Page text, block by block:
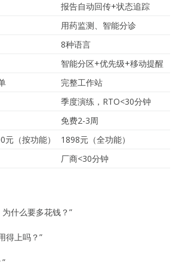
报告自动回传+状态追踪
用药监测、智能分诊
8种语言
智能分区+优先级+移动提醒
完整工作站
季度演练，RTO<30分钟
免费2-3周
（按功能）
1898元（全功能）
厂商<30分钟
什么要多花钱？”
得上吗？”